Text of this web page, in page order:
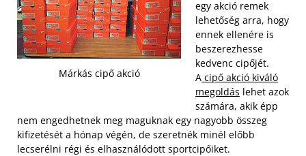
Márkás cipő akció
egy akció remek
lehetőség arra, hogy
ennek ellenére is
beszerezhesse
kedvenc cipőjét.
A cipő akció kiváló
megoldás lehet azok
számára, akik épp
nem engedhetnek meg maguknak egy nagyobb összeg
kifizetését a hónap végén, de szeretnék minél előbb
lecserélni régi és elhasználódott sportcipőiket.